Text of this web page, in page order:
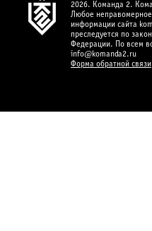
2026. Команда 2.
Любое
информации сайта
преследуется по
Федерации. По всем
info@komanda2.ru
Форма обратной связи